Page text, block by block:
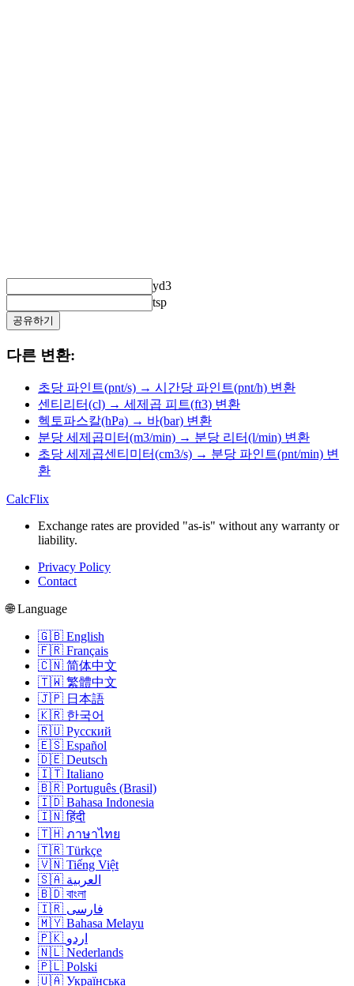
yd3
tsp
공유하기
다른 변환:
초당 파인트(pnt/s) → 시간당 파인트(pnt/h) 변환
센티리터(cl) → 세제곱 피트(ft3) 변환
헥토파스칼(hPa) → 바(bar) 변환
분당 세제곱미터(m3/min) → 분당 리터(l/min) 변환
초당 세제곱센티미터(cm3/s) → 분당 파인트(pnt/min) 변
환
CalcFlix
Exchange rates are provided "as-is" without any warranty or
liability.
Privacy Policy
Contact
🌐 Language
🇬🇧 English
🇫🇷 Français
🇨🇳 简体中文
🇹🇼 繁體中文
🇯🇵 日本語
🇰🇷 한국어
🇷🇺 Русский
🇪🇸 Español
🇩🇪 Deutsch
🇮🇹 Italiano
🇧🇷 Português (Brasil)
🇮🇩 Bahasa Indonesia
🇮🇳 हिंदी
🇹🇭 ภาษาไทย
🇹🇷 Türkçe
🇻🇳 Tiếng Việt
🇸🇦 العربية
🇧🇩 বাংলা
🇮🇷 فارسی
🇲🇾 Bahasa Melayu
🇵🇰 اردو
🇳🇱 Nederlands
🇵🇱 Polski
🇺🇦 Українська